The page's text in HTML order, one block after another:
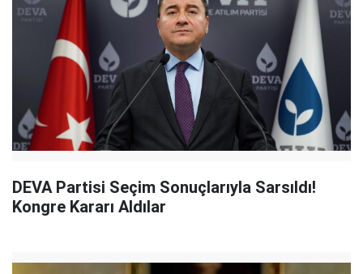
DEVA Partisi Seçim Sonuçlarıyla Sarsıldı!
Kongre Kararı Aldılar